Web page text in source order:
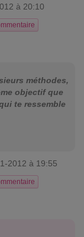
à 20:10
méthodes,
objectif que
te ressemble
2012 à 19:55